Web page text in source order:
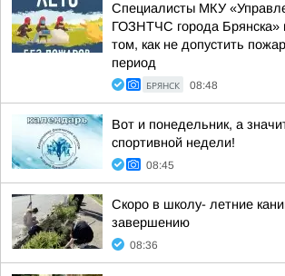
Специалисты МКУ
ГОЗНТЧС города Брянска»
том, как не допустить
период
БРЯНСК 08:48
Вот и понедельник, а
спортивной недели!
08:45
Скоро в школу- летние
завершению
08:36